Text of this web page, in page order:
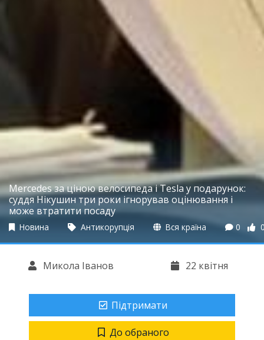
Mercedes за ціною велосипеда і Tesla у подарунок:
суддя Нікушин три роки ігнорував оцінювання і
може втратити посаду
Новина Антикорупція Вся країна 0
Микола Іванов 22 квітня
Підтримати
До обраного